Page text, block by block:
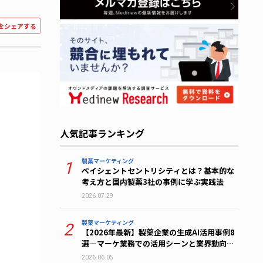
シェアする
人気記事ランキング
1 製薬マーケティング
ペイシェントセントリシティとは？基本的な
考え方と国内製薬3社の事例に学ぶ実践法
2026.07.29
2 製薬マーケティング
【2026年最新】製薬企業の生成AI活用事例8
選－マーケ業務での活用シーンと業界動向を
解説
2026.06.05